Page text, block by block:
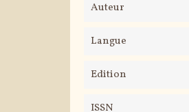
Auteur
Langue
Edition
ISSN